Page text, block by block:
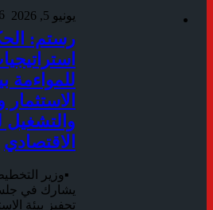
يونيو 5, 2026 6
رستم:
للمواءمة
الاستثمار
والتشغيل
الاقتصادي
▪︎وزير
يشارك في
تحفيز بيئة